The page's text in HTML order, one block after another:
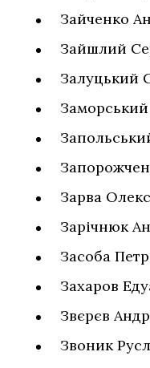
Зайченко
Зайшлий
Залуцький
Заморський
Зарва
Зарічнюк
Засоба
Захаров
Звєрєв
Звоник